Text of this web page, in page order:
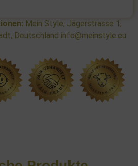
Mein Style, Jägerstrasse 1,
Deutschland info@meinstyle.eu